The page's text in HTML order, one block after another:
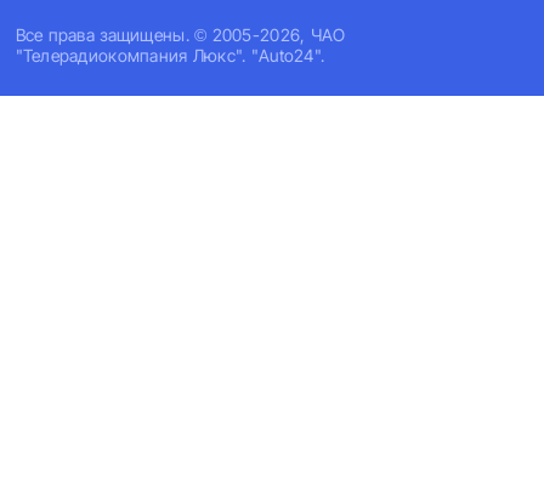
Все права защищены. © 2005-2026, ЧАО
"Телерадиокомпания Люкс". "Auto24".